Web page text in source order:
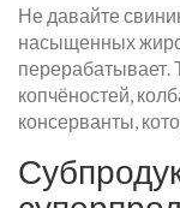
Не давайте
насыщенных
перерабатывает.
копчёностей,
консерванты,